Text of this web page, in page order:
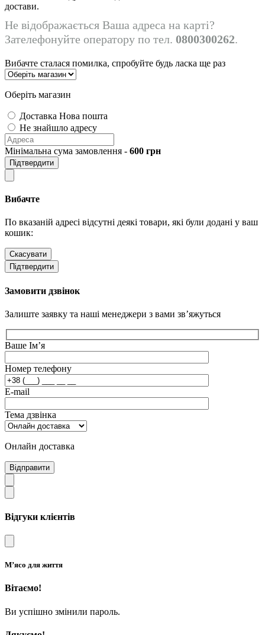
достави.
Не відображається Ваша адреса на карті?
Зателефонуйте оператору по тел. 0800300262.
Вибачте сталася помилка, спробуйте будь ласка ще раз
Оберіть магазин
Доставка Нова пошта
Не знайшло адресу
Мінімальна сума замовлення - 600 грн
Підтвердити
Вибачте
По вказаній адресі відсутні деякі товари, які були додані у ваш
кошик:
Скасувати
Підтвердити
Замовити дзвінок
Залиште заявку та наші менеджери з вами зв’яжуться
Ваше Ім’я
Номер телефону
E-mail
Тема дзвінка
Онлайн доставка
Відправити
Відгуки клієнтів
М’ясо для життя
Вітаємо!
Ви успішно змінили пароль.